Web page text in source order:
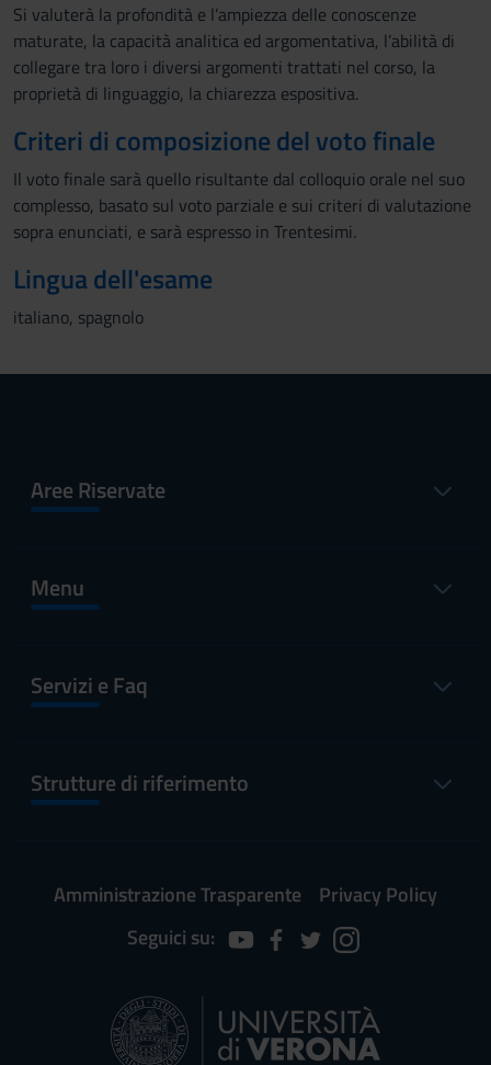
Si valuterà la profondità e l’ampiezza delle conoscenze
maturate, la capacità analitica ed argomentativa, l’abilità di
collegare tra loro i diversi argomenti trattati nel corso, la
proprietà di linguaggio, la chiarezza espositiva.
Criteri di composizione del voto finale
Il voto finale sarà quello risultante dal colloquio orale nel suo
complesso, basato sul voto parziale e sui criteri di valutazione
sopra enunciati, e sarà espresso in Trentesimi.
Lingua dell'esame
italiano, spagnolo
Aree Riservate
Menu
Servizi e Faq
Strutture di riferimento
Amministrazione Trasparente
Privacy Policy
Seguici su: